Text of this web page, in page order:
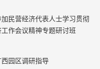
民营经济代表人士学习贯彻
作会议精神专题研讨班
园区调研指导